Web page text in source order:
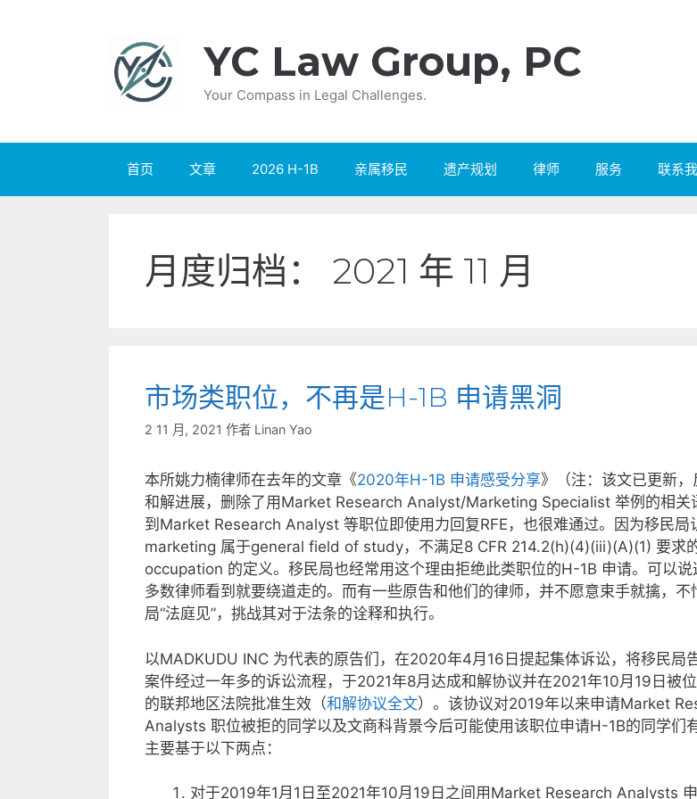
YC Law Group, PC
Your Compass in Legal Challenges.
首页 文章 2026 H-1B 亲属移民 遗产规划 律师 服务 联系
月度归档： 2021 年 11 月
市场类职位，不再是H-1B 申请黑洞
2 11 月, 2021 作者 Linan Yao
本所姚力楠律师在去年的文章《2020年H-1B 申请感受分享》（注：该文已更新
和解进展，删除了用Market Research Analyst/Marketing Specialist 举例的相关
到Market Research Analyst 等职位即使用力回复RFE，也很难通过。因为移民
marketing 属于general field of study，不满足8 CFR 214.2(h)(4)(iii)(A)(1) 要求
occupation 的定义。移民局也经常用这个理由拒绝此类职位的H-1B 申请。可以说
多数律师看到就要绕道走的。而有一些原告和他们的律师，并不愿意束手就擒，不
局“法庭见”，挑战其对于法条的诠释和执行。
以MADKUDU INC 为代表的原告们，在2020年4月16日提起集体诉讼，将移民局
案件经过一年多的诉讼流程，于2021年8月达成和解协议并在2021年10月19日被
的联邦地区法院批准生效（和解协议全文）。该协议对2019年以来申请Market
Analysts 职位被拒的同学以及文商科背景今后可能使用该职位申请H-1B的同学们
主要基于以下两点：
对于2019年1月1 日至2021年10月19 日之间用Market Research Analysts